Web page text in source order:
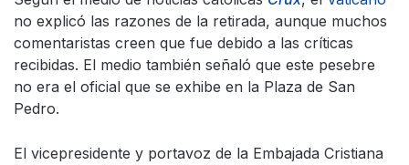
no explicó las razones de la retirada, aunque muchos
comentaristas creen que fue debido a las críticas
recibidas. El medio también señaló que este pesebre
no era el oficial que se exhibe en la Plaza de San
Pedro.
El vicepresidente y portavoz de la Embajada Cristiana